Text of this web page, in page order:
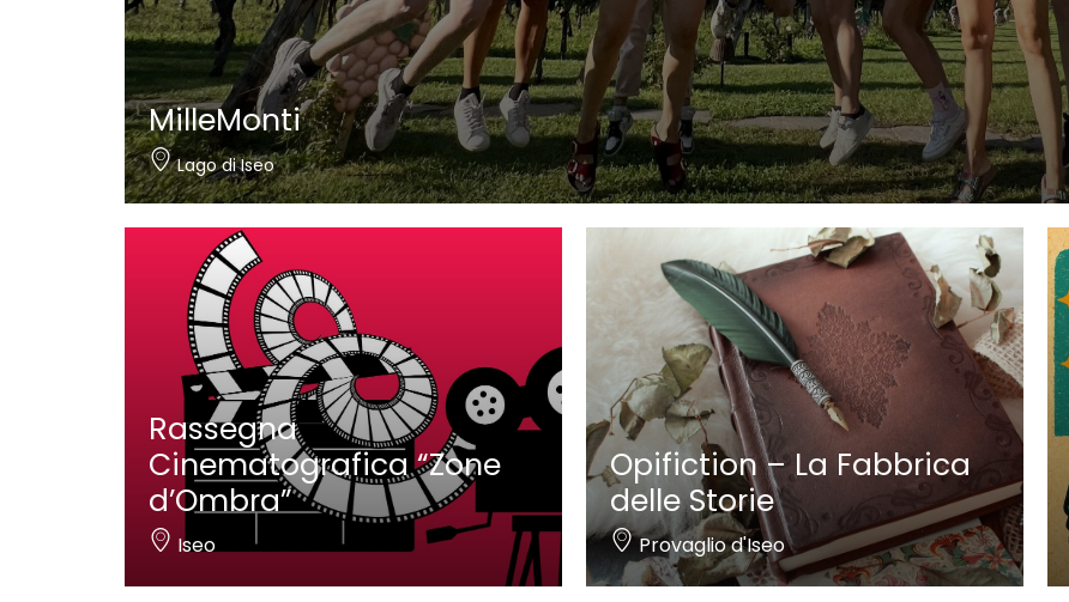
MilleMonti
Lago di Iseo
Rassegna
Cinematografica “Zone
d’Ombra”
Iseo
Opifiction – La Fabbrica
delle Storie
Provaglio d'Iseo